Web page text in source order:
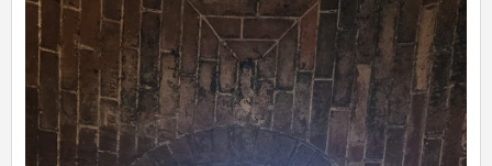
ČINŽIAK
FÓRUM
STATUSY